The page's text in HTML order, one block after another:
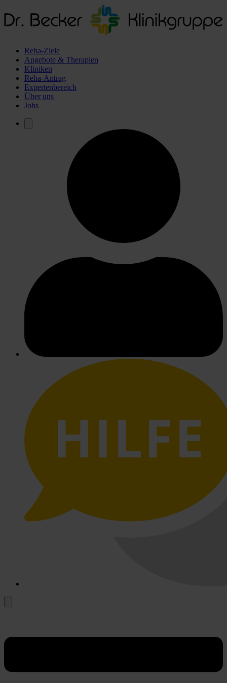
Reha-Ziele
Angebote & Therapien
Kliniken
Reha-Antrag
Expertenbereich
Über uns
Jobs
HILFE